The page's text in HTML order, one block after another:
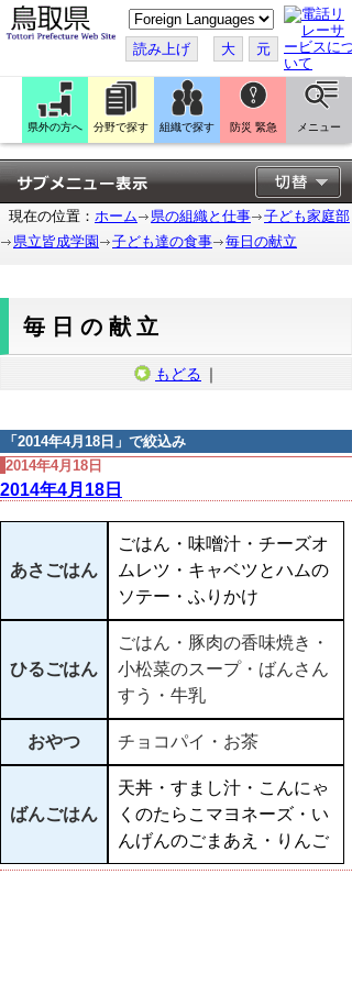
こ
の
ペ
ー
ジ
翻
訳
す
る
読み上げ 大 元
県外の方へ 分野で探す 組織で探す 防災 緊急 メニュー
現在の位置： ホーム 県の組織と仕事
子ども家庭部
県立皆成学園
子ども達の食事 毎日の献立
毎日の献立
もどる ｜
「 2014年4月18日 」で絞込み
2014年4月18日
2014年4月18日
あさごはん
ごはん・味噌汁・チーズオ
ムレツ・キャベツとハムの
ソテー・ふりかけ
ひるごはん
ごはん・豚肉の香味焼き・
小松菜のスープ・ばんさん
すう・牛乳
おやつ チョコパイ・お茶
ばんごはん
天丼・すまし汁・こんにゃ
くのたらこマヨネーズ・い
んげんのごまあえ・りんご